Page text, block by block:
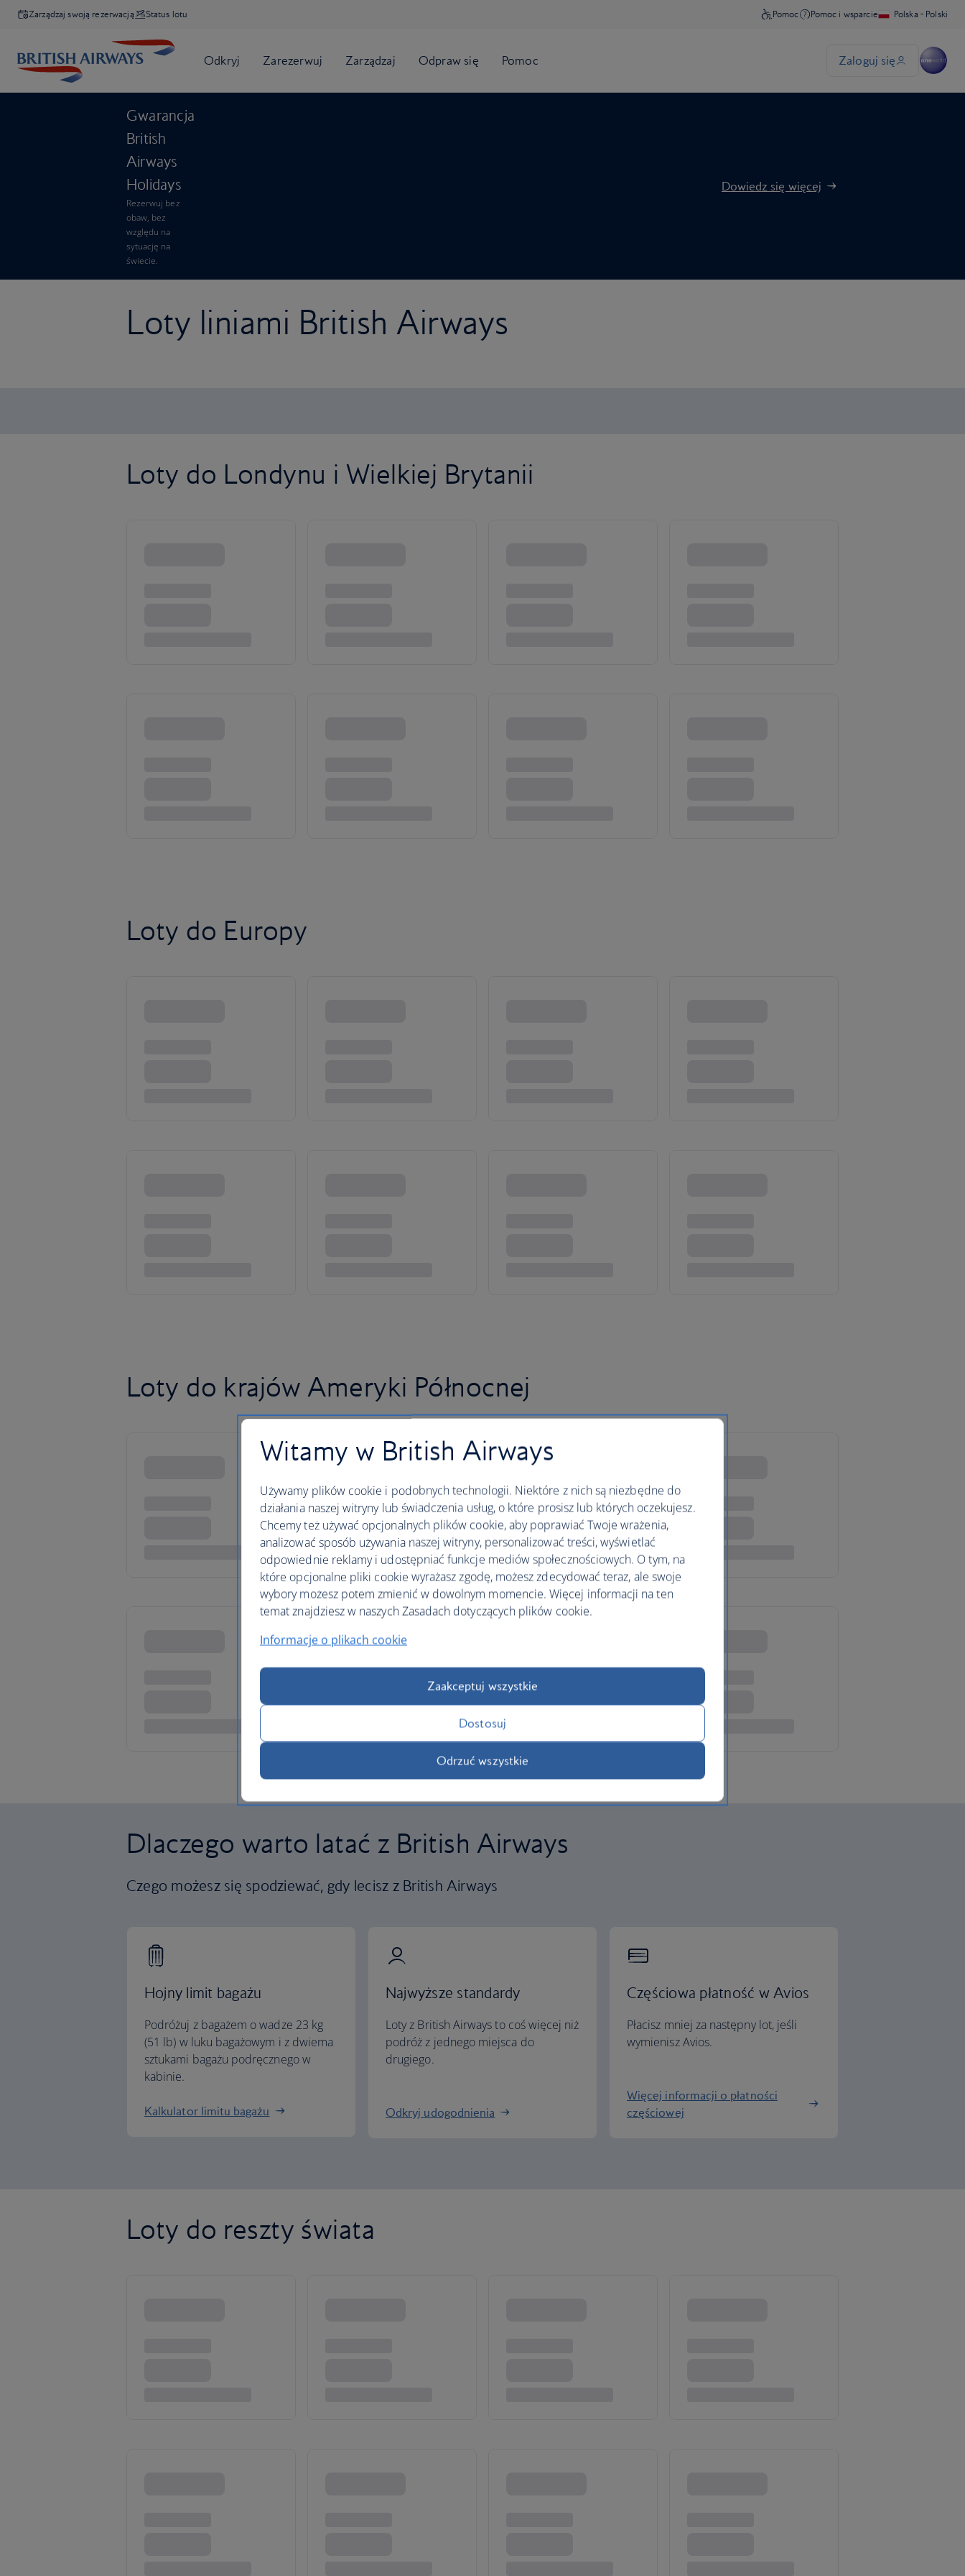
Zarządzaj swoją rezerwacją Status lotu
Gwarancja
British
Airways
Holidays
Rezerwuj bez
obaw, bez
względu na
sytuację na
świecie.
Dowiedz się więcej
Loty liniami British Airways
Loty do Londynu i Wielkiej Brytanii
Loty do Europy
Loty do krajów Ameryki Północnej
Dlaczego warto latać z British Airways
Czego możesz się spodziewać, gdy lecisz z British Airways
Hojny limit bagażu
Podróżuj z bagażem o wadze 23 kg
(51 lb) w luku bagażowym i z dwiema
sztukami bagażu podręcznego w
kabinie.
Kalkulator limitu bagażu
Najwyższe standardy
Loty z British Airways to coś więcej niż
podróż z jednego miejsca do
drugiego.
Odkryj udogodnienia
Częściowa płatność w Avios
Płacisz mniej za następny lot, jeśli
wymienisz Avios.
Więcej informacji o płatności
częściowej
Loty do reszty świata
Witamy w British Airways
Używamy plików cookie i podobnych technologii. Niektóre z nich są niezbędne do
działania naszej witryny lub świadczenia usług, o które prosisz lub których oczekujesz.
Chcemy też używać opcjonalnych plików cookie, aby poprawiać Twoje wrażenia,
analizować sposób używania naszej witryny, personalizować treści, wyświetlać
odpowiednie reklamy i udostępniać funkcje mediów społecznościowych. O tym, na
które opcjonalne pliki cookie wyrażasz zgodę, możesz zdecydować teraz, ale swoje
wybory możesz potem zmienić w dowolnym momencie. Więcej informacji na ten
temat znajdziesz w naszych Zasadach dotyczących plików cookie.
Informacje o plikach cookie
Zaakceptuj wszystkie
Dostosuj
Odrzuć wszystkie